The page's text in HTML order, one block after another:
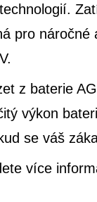
pro
z baterie
výkon
se váš
více